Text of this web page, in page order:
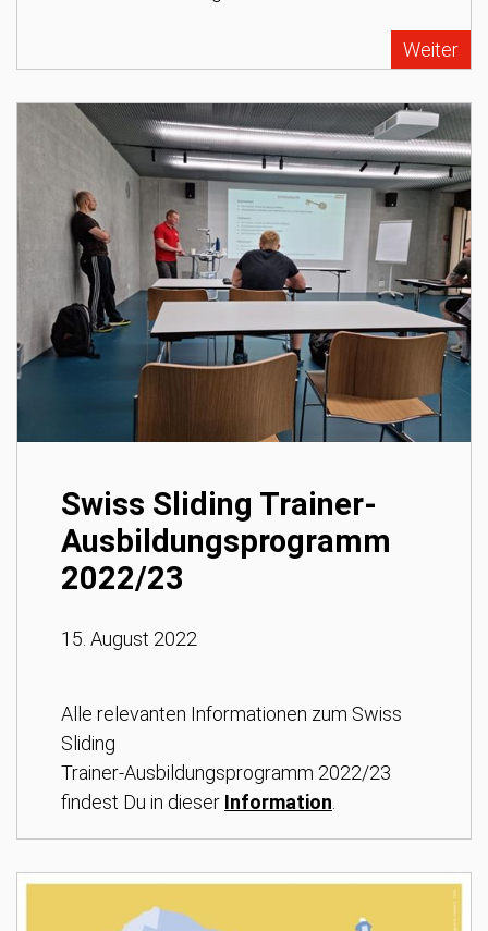
Weiter
Swiss Sliding Trainer-
Ausbildungsprogramm
2022/23
15. August 2022
Alle relevanten Informationen zum Swiss
Sliding
Trainer-Ausbildungsprogramm 2022/23
findest Du in dieser Information